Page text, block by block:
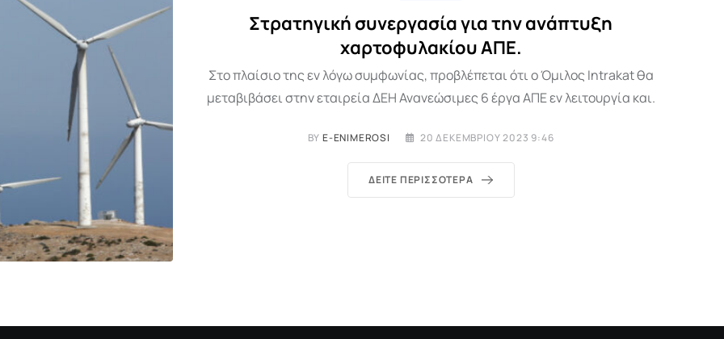
Στρατηγική συνεργασία για την ανάπτυξη
χαρτοφυλακίου ΑΠΕ.
Στο πλαίσιο της εν λόγω συμφωνίας, προβλέπεται ότι ο Όμιλος Intrakat θα
μεταβιβάσει στην εταιρεία ΔΕΗ Ανανεώσιμες 6 έργα ΑΠΕ εν λειτουργία και.
BYE-ENIMEROSI 20 ΔΕΚΕΜΒΡΊΟΥ 2023 9:46
ΔΕΊΤΕ ΠΕΡΙΣΣΌΤΕΡΑ